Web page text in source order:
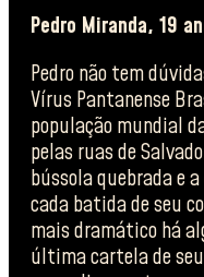
Pedro Miranda, 19
Pedro não tem
Vírus Pantanense
população mundial
pelas ruas de
bússola quebrada e
cada batida de seu
mais dramático há
última cartela de